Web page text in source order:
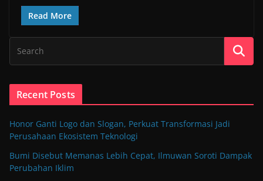
Read More
Recent Posts
Honor Ganti Logo dan Slogan, Perkuat Transformasi Jadi
Perusahaan Ekosistem Teknologi
Bumi Disebut Memanas Lebih Cepat, Ilmuwan Soroti Dampak
Perubahan Iklim